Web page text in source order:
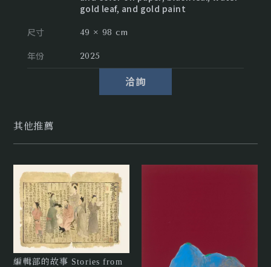
gold leaf, and gold paint
尺寸
49 × 98 cm
年份 2025
洽詢
其他推薦
編輯部的故事 Stories from